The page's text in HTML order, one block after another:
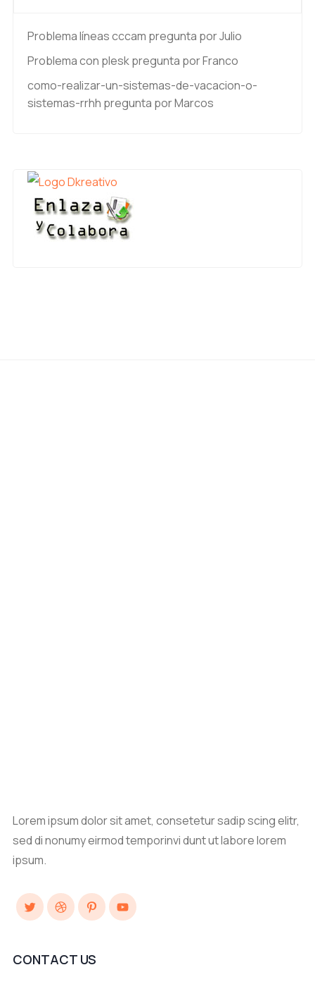
Problema líneas cccam pregunta por Julio
Problema con pleskpregunta por Franco
como-realizar-un-sistemas-de-vacacion-o-
sistemas-rrhh pregunta por Marcos
Lorem ipsum dolor sit amet, consetetur sadip scing elitr,
sed di nonumy eirmod temporinvi dunt ut labore lorem
ipsum.
TwitterDribbblePinterestYouTube
CONTACT US